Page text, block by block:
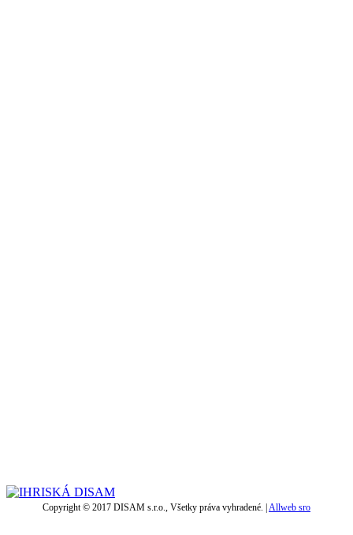
Copyright © 2017 DISAM s.r.o., Všetky práva vyhradené. |Allweb sro